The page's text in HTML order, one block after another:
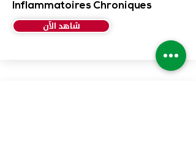
Inflammatoires Chroniques
شاهد الآن